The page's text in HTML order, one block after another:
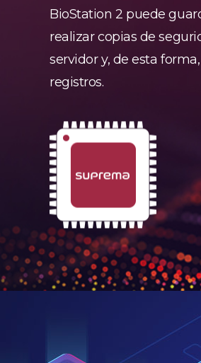
BioStation 2 puede
realizar copias de
servidor y, de esta
registros.